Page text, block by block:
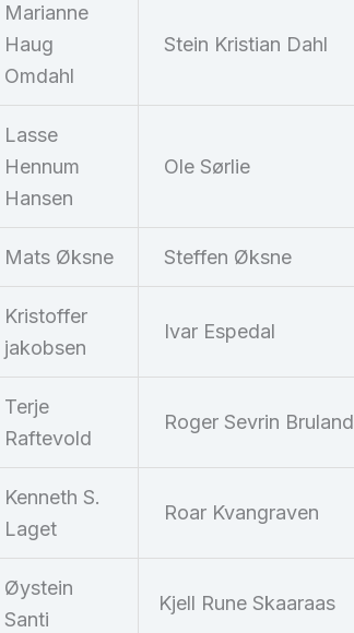
Marianne
Haug
Omdahl
Stein Kristian Dahl
Lasse
Hennum
Hansen
Ole Sørlie
Mats Øksne Steffen Øksne
Kristoffer
jakobsen
Ivar Espedal
Terje
Raftevold
Roger Sevrin Bruland
Kenneth S.
Laget
Roar Kvangraven
Øystein
Santi
Kjell Rune Skaaraas